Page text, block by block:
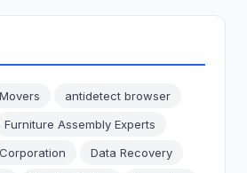
antidetect browser
Furniture Assembly Experts
Data Recovery